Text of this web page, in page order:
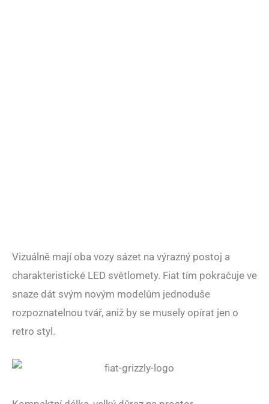
Vizuálně mají oba vozy sázet na výrazný postoj a
charakteristické LED světlomety. Fiat tím pokračuje ve
snaze dát svým novým modelům jednoduše
rozpoznatelnou tvář, aniž by se musely opírat jen o
retro styl.